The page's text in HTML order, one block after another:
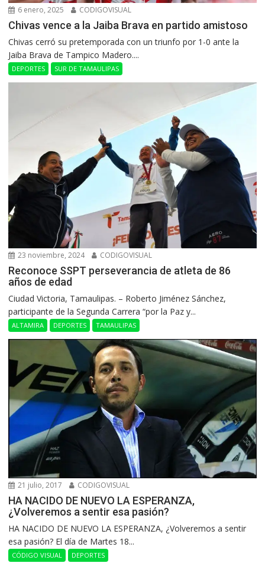
6 enero, 2025 CODIGOVISUAL
Chivas vence a la Jaiba Brava en partido amistoso
Chivas cerró su pretemporada con un triunfo por 1-0 ante la
Jaiba Brava de Tampico Madero....
DEPORTES SUR DE TAMAULIPAS
23 noviembre, 2024 CODIGOVISUAL
Reconoce SSPT perseverancia de atleta de 86
años de edad
Ciudad Victoria, Tamaulipas. – Roberto Jiménez Sánchez,
participante de la Segunda Carrera “por la Paz y...
ALTAMIRA DEPORTES TAMAULIPAS
21 julio, 2017 CODIGOVISUAL
HA NACIDO DE NUEVO LA ESPERANZA,
¿Volveremos a sentir esa pasión?
HA NACIDO DE NUEVO LA ESPERANZA, ¿Volveremos a sentir
esa pasión? El día de Martes 18...
CÓDIGO VISUAL DEPORTES